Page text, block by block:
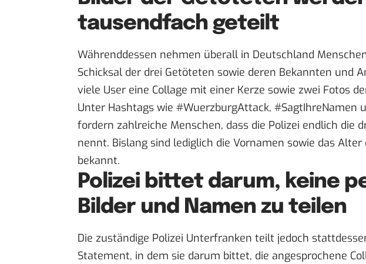
tausendfach geteilt
Währenddessen nehmen überall in Deutschland
Schicksal der drei Getöteten sowie deren Bekannten und
viele User eine Collage mit einer Kerze sowie zwei Fotos
Unter Hashtags wie #WuerzburgAttack, #SagtIhreNamen
fordern zahlreiche Menschen, dass die Polizei endlich die
nennt. Bislang sind lediglich die Vornamen sowie das
bekannt.
Polizei bittet darum, keine
Bilder und Namen zu teilen
Die zuständige Polizei Unterfranken teilt jedoch
Statement, in dem sie darum bittet, die angesprochene